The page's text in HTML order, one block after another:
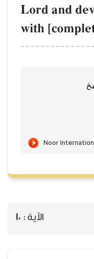
Lord and
with
الآية : 10